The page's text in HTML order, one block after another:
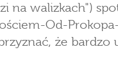
na walizkach")
Od-
że bardzo